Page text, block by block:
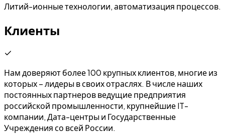
Литий-ионные технологии, автоматизация процессов.
Клиенты
Нам доверяют более 100 крупных клиентов, многие из
которых – лидеры в своих отраслях. В числе наших
постоянных партнеров ведущие предприятия
российской промышленности, крупнейшие IT-
компании, Дата-центры и Государственные
Учреждения со всей России.